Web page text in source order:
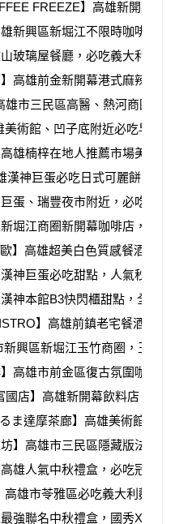
FREEZE】高雄新開幕異
雄新興區新堀江不限時咖啡廳
山玻璃屋餐廳，必吃義大利麵
】高雄前金新開幕港式麻辣豆
雄市三民區高醫、熱河商圈咖
美術館、凹子底附近必吃早午
高雄楠梓在地人推薦市場美食
漢神巨蛋必吃日式可麗餅，草
巨蛋、瑞豐夜市附近，必吃超
新堀江商圈新開幕咖啡店，必
歐】高雄超美白色質感餐酒館
漢神巨蛋必吃甜點，人氣秒殺
漢神本館B3快閃櫃甜點，全網
】高雄前鎮老宅餐酒館推
新興區新堀江玉竹商圈，玉子
】高雄市前金區復古氛圍咖啡
國店】高雄新開幕飲料店，無
るま達摩茶廊】高雄美術館抹茶
坊】高雄市三民區隱藏版法式
高雄人氣中秋禮盒，必吃冠軍
高雄市苓雅區必吃義大利麵，
最強聯名中秋禮盒，國秀X許氏